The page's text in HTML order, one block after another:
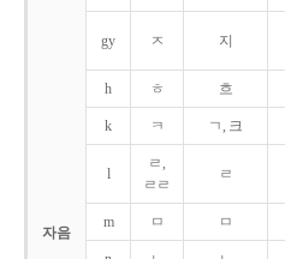
자음
gy ㅈ 지
h ㅎ 흐
k ㅋ ㄱ, 크
l
ㄹ,
ㄹㄹ
ㄹ
m ㅁ ㅁ